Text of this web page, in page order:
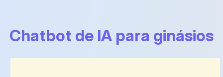
Chatbot de IA para ginásios